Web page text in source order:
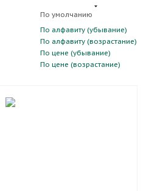
По умолчанию
По алфавиту (убывание)
По алфавиту (возрастание)
По цене (убывание)
По цене (возрастание)